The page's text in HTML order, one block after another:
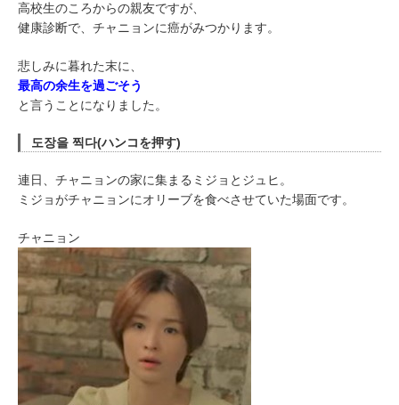
高校生のころからの親友ですが、
健康診断で、チャニョンに癌がみつかります。
悲しみに暮れた末に、
最高の余生を過ごそう
と言うことになりました。
도장을 찍다(ハンコを押す)
連日、チャニョンの家に集まるミジョとジュヒ。
ミジョがチャニョンにオリーブを食べさせていた場面です。
チャニョン